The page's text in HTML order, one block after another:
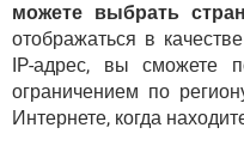
можете выбрать
отображаться в
IP-адрес, вы сможете
ограничением по
Интернете, когда